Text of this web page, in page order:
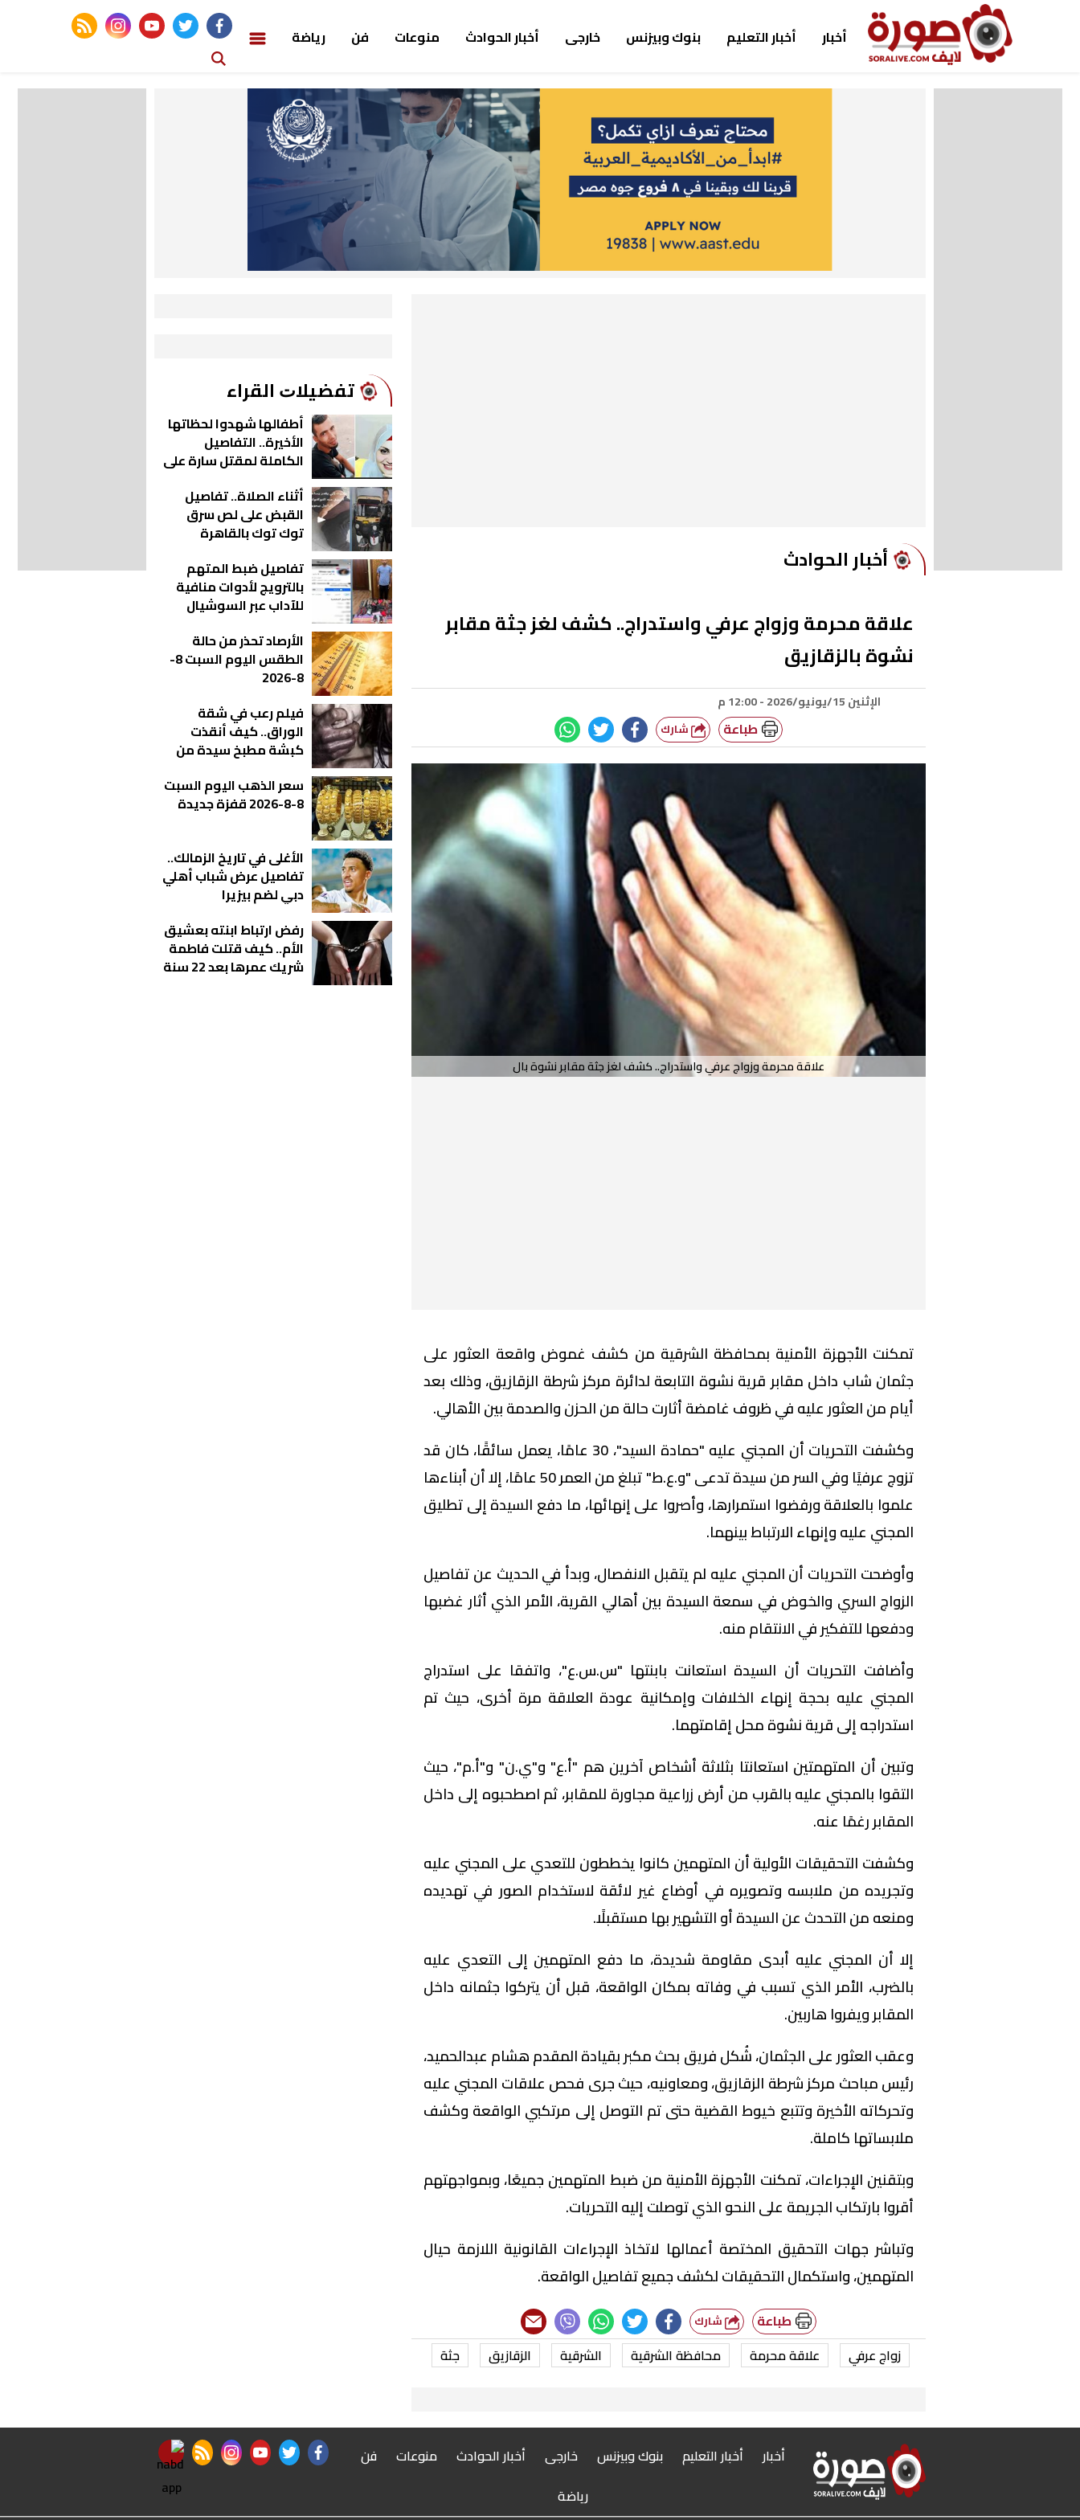
أخبار أخبار التعليم بنوك وبيزنس خارجى أخبار الحوادث منوعات فن رياضة
facebook
twitter
youtube
instagram
rss feed
أخبار الحوادث
علاقة محرمة وزواج عرفي واستدراج.. كشف لغز جثة مقابر
نشوة بالزقازيق
الإثنين 15/يونيو/2026 - 12:00 م
طباعة
علاقة محرمة وزواج عرفي واستدراج.. كشف لغز جثة مقابر نشوة بال
تمكنت الأجهزة الأمنية بمحافظة الشرقية من كشف غموض واقعة العثور على
جثمان شاب داخل مقابر قرية نشوة التابعة لدائرة مركز شرطة الزقازيق، وذلك بعد
أيام من العثور عليه في ظروف غامضة أثارت حالة من الحزن والصدمة بين الأهالي.
وكشفت التحريات أن المجني عليه "حمادة السيد"، 30 عامًا، يعمل سائقًا، كان قد
تزوج عرفيًا وفي السر من سيدة تدعى "و.ع.ط" تبلغ من العمر 50 عامًا، إلا أن أبناءها
علموا بالعلاقة ورفضوا استمرارها، وأصروا على إنهائها، ما دفع السيدة إلى تطليق
المجني عليه وإنهاء الارتباط بينهما.
وأوضحت التحريات أن المجني عليه لم يتقبل الانفصال، وبدأ في الحديث عن تفاصيل
الزواج السري والخوض في سمعة السيدة بين أهالي القرية، الأمر الذي أثار غضبها
ودفعها للتفكير في الانتقام منه.
وأضافت التحريات أن السيدة استعانت بابنتها "س.س.ع"، واتفقا على استدراج
المجني عليه بحجة إنهاء الخلافات وإمكانية عودة العلاقة مرة أخرى، حيث تم
استدراجه إلى قرية نشوة محل إقامتهما.
وتبين أن المتهمتين استعانتا بثلاثة أشخاص آخرين هم "أ.ع" و"ي.ن" و"أ.م"، حيث
التقوا بالمجني عليه بالقرب من أرض زراعية مجاورة للمقابر، ثم اصطحبوه إلى داخل
المقابر رغمًا عنه.
وكشفت التحقيقات الأولية أن المتهمين كانوا يخططون للتعدي على المجني عليه
وتجريده من ملابسه وتصويره في أوضاع غير لائقة لاستخدام الصور في تهديده
ومنعه من التحدث عن السيدة أو التشهير بها مستقبلًا.
إلا أن المجني عليه أبدى مقاومة شديدة، ما دفع المتهمين إلى التعدي عليه
بالضرب، الأمر الذي تسبب في وفاته بمكان الواقعة، قبل أن يتركوا جثمانه داخل
المقابر ويفروا هاربين.
وعقب العثور على الجثمان، شُكل فريق بحث مكبر بقيادة المقدم هشام عبدالحميد،
رئيس مباحث مركز شرطة الزقازيق، ومعاونيه، حيث جرى فحص علاقات المجني عليه
وتحركاته الأخيرة وتتبع خيوط القضية حتى تم التوصل إلى مرتكبي الواقعة وكشف
ملابساتها كاملة.
وبتقنين الإجراءات، تمكنت الأجهزة الأمنية من ضبط المتهمين جميعًا، وبمواجهتهم
أقروا بارتكاب الجريمة على النحو الذي توصلت إليه التحريات.
وتباشر جهات التحقيق المختصة أعمالها لاتخاذ الإجراءات القانونية اللازمة حيال
المتهمين، واستكمال التحقيقات لكشف جميع تفاصيل الواقعة.
طباعة
زواج عرفي علاقة محرمة محافظة الشرقية الشرقية الزقازيق جثة
ﺗﻔﻀﻴﻼﺕ اﻟﻘﺮاء
أطفالها شهدوا لحظاتها
الأخيرة.. التفاصيل
الكاملة لمقتل سارة على
أثناء الصلاة.. تفاصيل
القبض على لص سرق
توك توك بالقاهرة
تفاصيل ضبط المتهم
بالترويج لأدوات منافية
للآداب عبر السوشيال
الأرصاد تحذر من حالة
الطقس اليوم السبت 8-
8-2026
فيلم رعب في شقة
الوراق.. كيف أنقذت
كبشة مطبخ سيدة من
سعر الذهب اليوم السبت
8-8-2026 قفزة جديدة
الأغلى في تاريخ الزمالك..
تفاصيل عرض شباب أهلي
دبي لضم بيزيرا
رفض ارتباط ابنته بعشيق
الأم.. كيف قتلت فاطمة
شريك عمرها بعد 22 سنة
أخبار أخبار التعليم بنوك وبيزنس خارجى أخبار الحوادث منوعات
فن
رياضة
facebook
twitter
youtube
instagram
rss feed
nabd app